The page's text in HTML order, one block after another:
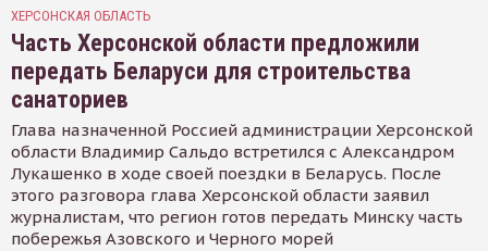
ХЕРСОНСКАЯ ОБЛАСТЬ
Часть Херсонской области предложили
передать Беларуси для строительства
санаториев
Глава назначенной Россией администрации Херсонской
области Владимир Сальдо встретился с Александром
Лукашенко в ходе своей поездки в Беларусь. После
этого разговора глава Херсонской области заявил
журналистам, что регион готов передать Минску часть
побережья Азовского и Черного морей